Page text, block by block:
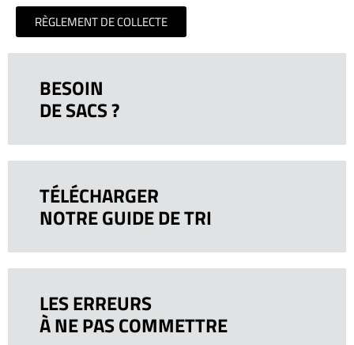
RÈGLEMENT DE COLLECTE
BESOIN
DE SACS ?
TÉLÉCHARGER
NOTRE GUIDE DE TRI
LES ERREURS
À NE PAS COMMETTRE